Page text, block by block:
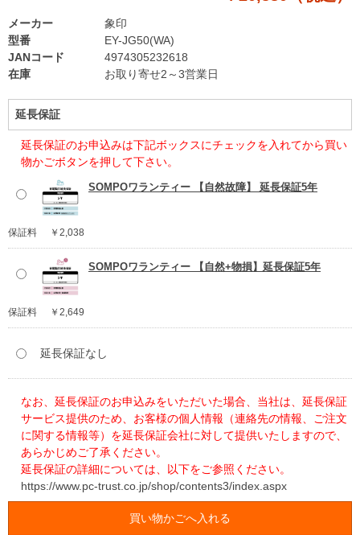
型番
EY-JG50(WA)
JANコード
4974305232618
在庫
お取り寄せ2～3営業日
メーカー 象印
延長保証
延長保証のお申込みは下記ボックスにチェックを入れてから買い
物かごボタンを押して下さい。
SOMPOワランティー 【自然故障】 延長保証5年
保証料 ￥2,038
SOMPOワランティー 【自然+物損】延長保証5年
保証料 ￥2,649
延長保証なし
なお、延長保証のお申込みをいただいた場合、当社は、延長保証
サービス提供のため、お客様の個人情報（連絡先の情報、ご注文
に関する情報等）を延長保証会社に対して提供いたしますので、
あらかじめご了承ください。
延長保証の詳細については、以下をご参照ください。
https://www.pc-trust.co.jp/shop/contents3/index.aspx